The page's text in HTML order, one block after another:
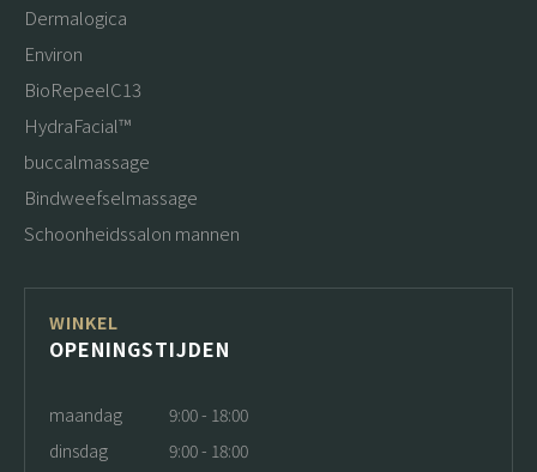
Dermalogica
Environ
BioRepeelC13
HydraFacial™
buccalmassage
Bindweefselmassage
Schoonheidssalon mannen
WINKEL
OPENINGSTIJDEN
maandag
9:00 - 18:00
dinsdag
9:00 - 18:00